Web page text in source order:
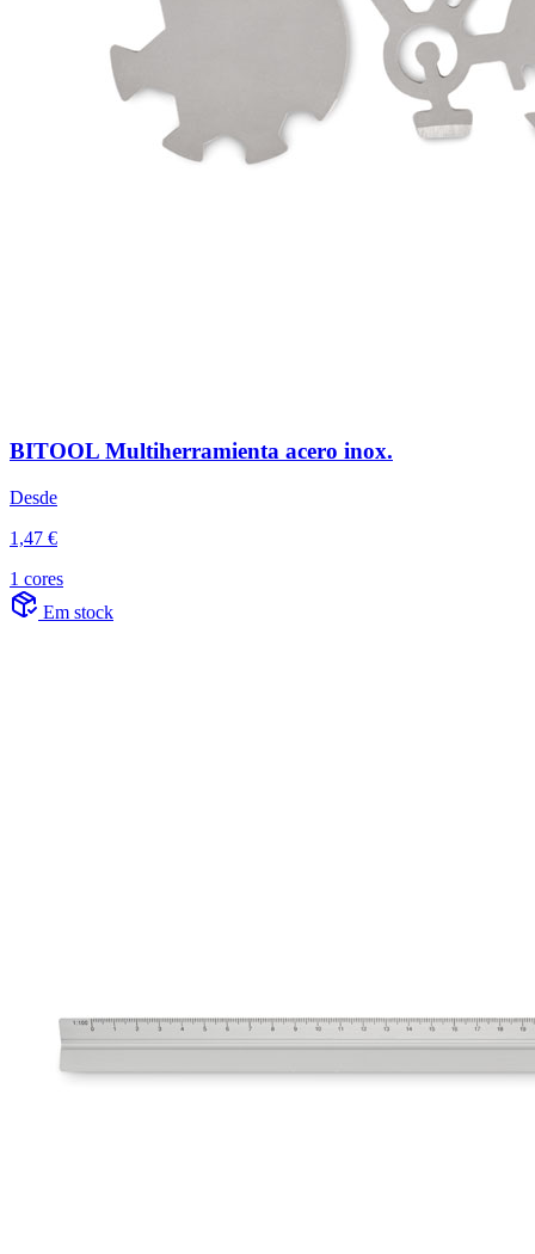
BITOOL Multiherramienta acero inox.
Desde
1,47 €
1 cores
Em stock